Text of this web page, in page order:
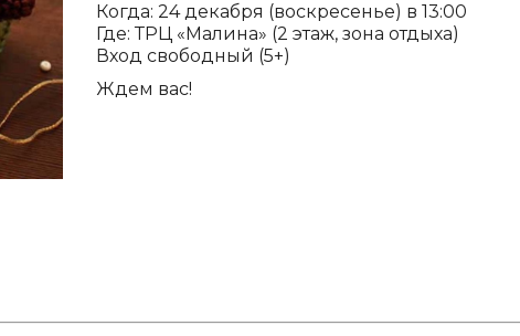
Когда: 24 декабря (воскресенье) в 13:00
Где: ТРЦ «Малина» (2 этаж, зона отдыха)
Вход свободный (5+)
Ждем вас!